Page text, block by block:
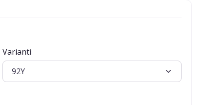
Varianti